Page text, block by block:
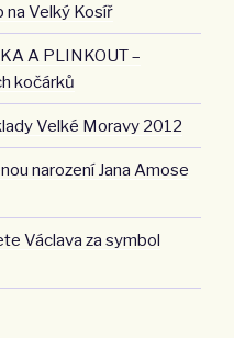
na Velký Kosíř
A PLINKOUT –
kočárků
Velké Moravy 2012
narození Jana Amose
Václava za symbol